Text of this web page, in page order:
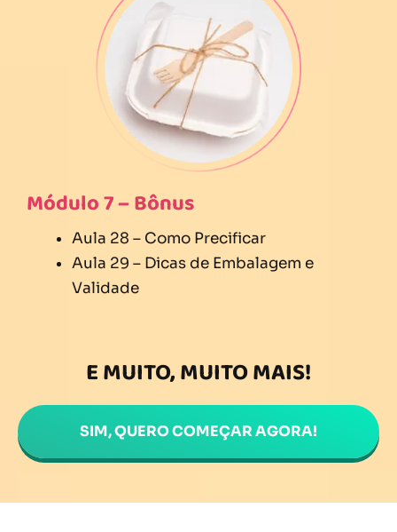
Módulo 7 – Bônus
Aula 28 – Como Precificar
Aula 29 – Dicas de Embalagem e
Validade
E MUITO, MUITO MAIS!
SIM, QUERO COMEÇAR AGORA!